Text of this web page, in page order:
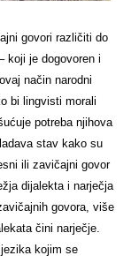
govori različiti do
koji je dogovoren i
način narodni
bi lingvisti morali
potreba njihova
stav kako su
ili zavičajni govor
dijalekta i narječja
govora, više
čini narječje.
kojim se